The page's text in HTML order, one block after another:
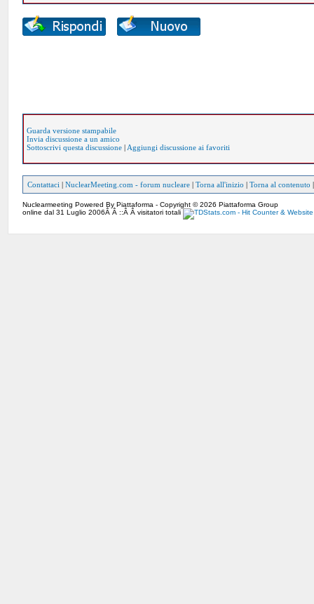
Guarda versione stampabile
Invia discussione a un amico
Sottoscrivi questa discussione | Aggiungi discussione ai favoriti
Contattaci |NuclearMeeting.com - forum nucleare |Torna all'inizio |Torna al contenuto
Nuclearmeeting Powered By Piattaforma - Copyright © 2026 Piattaforma Group
online dal 31 Luglio 2006Â Â ::Â Â visitatori totali